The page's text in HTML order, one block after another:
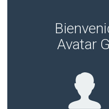
por
Avatar